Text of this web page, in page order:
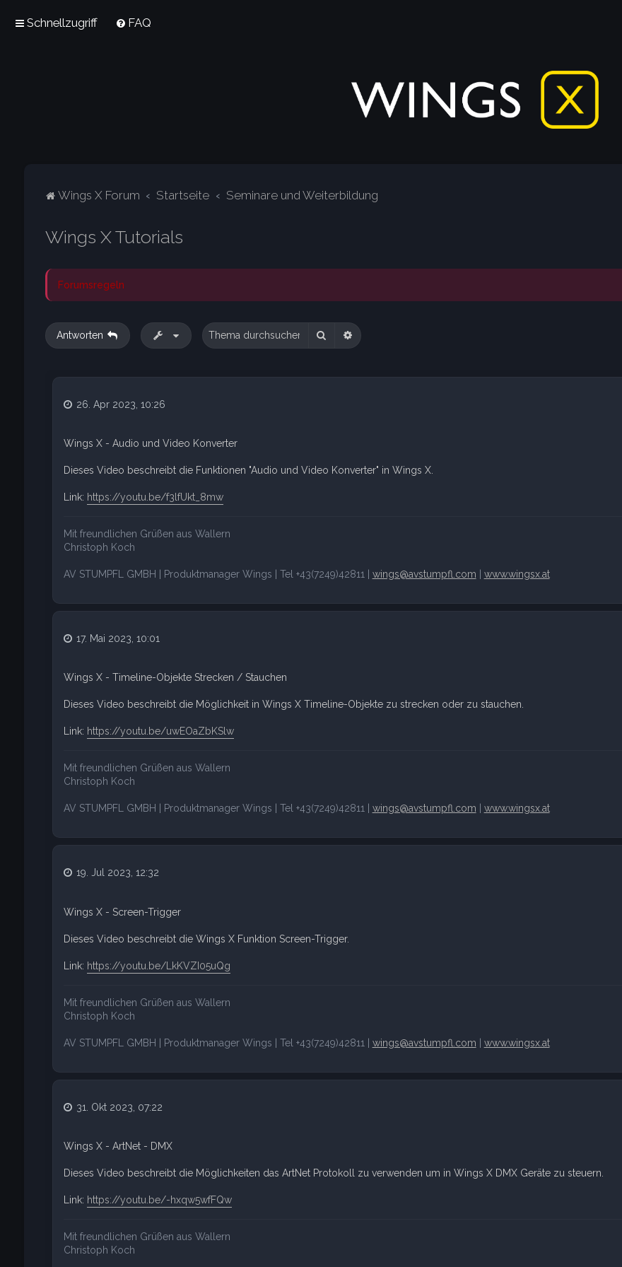
Schnellzugriff FAQ
Wings X Forum Startseite Seminare und Weiterbildung
Wings X Tutorials
Forumsregeln
Antworten Suche Erweiterte Suche
26. Apr 2023, 10:26
Wings X - Audio und Video Konverter
Dieses Video beschreibt die Funktionen "Audio und Video Konverter" in Wings X.
Link: https://youtu.be/f3lfUkt_8mw
Mit freundlichen Grüßen aus Wallern
Christoph Koch
AV STUMPFL GMBH | Produktmanager Wings | Tel +43(7249)42811 | wings@avstumpfl.com
www.wingsx.at
17. Mai 2023, 10:01
Wings X - Timeline-Objekte Strecken / Stauchen
Dieses Video beschreibt die Möglichkeit in Wings X Timeline-Objekte zu strecken oder zu stauchen.
Link: https://youtu.be/uwEOaZbKSlw
Mit freundlichen Grüßen aus Wallern
Christoph Koch
AV STUMPFL GMBH | Produktmanager Wings | Tel +43(7249)42811 | wings@avstumpfl.com
www.wingsx.at
19. Jul 2023, 12:32
Wings X - Screen-Trigger
Dieses Video beschreibt die Wings X Funktion Screen-Trigger.
Link: https://youtu.be/LkKVZI05uQg
Mit freundlichen Grüßen aus Wallern
Christoph Koch
AV STUMPFL GMBH | Produktmanager Wings | Tel +43(7249)42811 | wings@avstumpfl.com
www.wingsx.at
31. Okt 2023, 07:22
Wings X - ArtNet - DMX
Dieses Video beschreibt die Möglichkeiten das ArtNet Protokoll zu verwenden um in Wings X DMX Geräte zu steuern.
Link: https://youtu.be/-hxqw5wfFQw
Mit freundlichen Grüßen aus Wallern
Christoph Koch